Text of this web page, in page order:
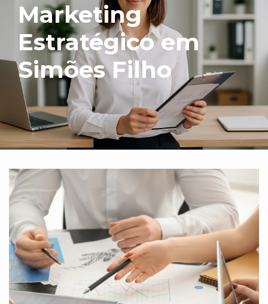
Marketing
Estratégico em
Simões Filho